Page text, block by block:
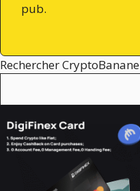
pub.
Rechercher CryptoBanane